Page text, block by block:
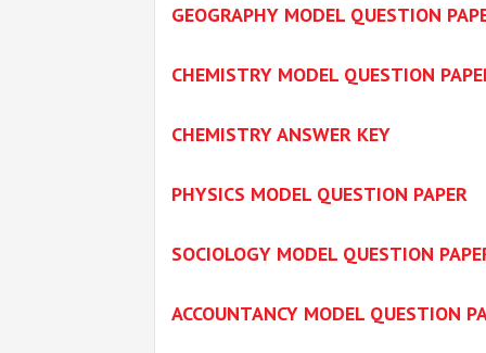
GEOGRAPHY MODEL QUESTION
CHEMISTRY MODEL QUESTION
CHEMISTRY ANSWER KEY
PHYSICS MODEL QUESTION PAPER
SOCIOLOGY MODEL QUESTION
ACCOUNTANCY MODEL QUESTION